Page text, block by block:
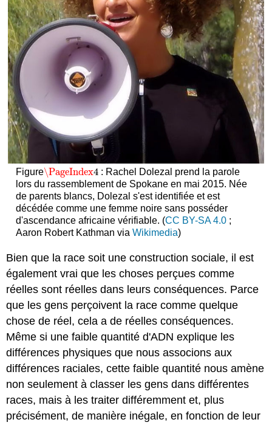
Figure\PageIndex4
\PageIndex4 : Rachel Dolezal prend la parole
lors du rassemblement de Spokane en mai 2015. Née
de parents blancs, Dolezal s'est identifiée et est
décédée comme une femme noire sans posséder
d'ascendance africaine vérifiable. (CC BY-SA 4.0;
Aaron Robert Kathman via Wikimedia)
Bien que la race soit une construction sociale, il est
également vrai que les choses perçues comme
réelles sont réelles dans leurs conséquences. Parce
que les gens perçoivent la race comme quelque
chose de réel, cela a de réelles conséquences.
Même si une faible quantité d'ADN explique les
différences physiques que nous associons aux
différences raciales, cette faible quantité nous amène
non seulement à classer les gens dans différentes
races, mais à les traiter différemment et, plus
précisément, de manière inégale, en fonction de leur